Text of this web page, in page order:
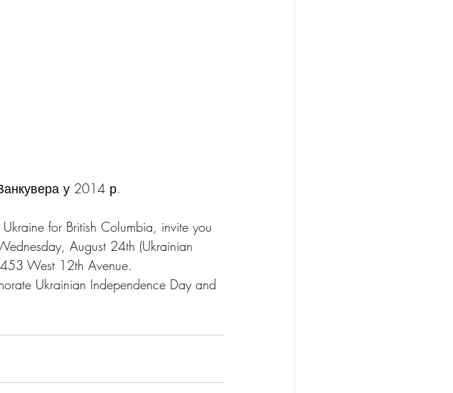
у 2014 р.
for British Columbia, invite you
August 24th (Ukrainian
West 12th Avenue.
Ukrainian Independence Day and